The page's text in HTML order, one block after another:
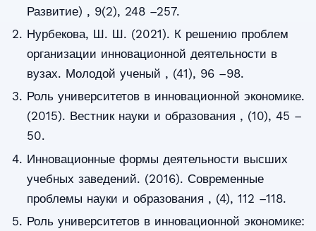
Развитие) , 9(2), 248 –257.
Нурбекова, Ш. Ш. (2021). К решению проблем
организации инновационной деятельности в
вузах. Молодой ученый , (41), 96 –98.
Роль университетов в инновационной экономике.
(2015). Вестник науки и образования , (10), 45 –
50.
Инновационные формы деятельности высших
учебных заведений. (2016). Современные
проблемы науки и образования , (4), 112 –118.
Роль университетов в инновационной экономике: